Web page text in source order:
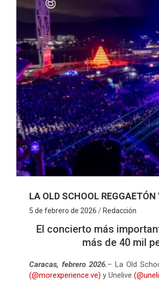
LA OLD SCHOOL
5 de febrero de 2026 Redacción
El concierto más
más de 40 mil
Caracas, febrero 2026.– La Old
(@morexperience.ve) y Unelive